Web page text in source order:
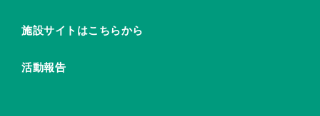
施設サイトはこちらから
活動報告